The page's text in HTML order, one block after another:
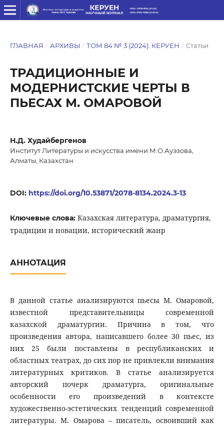
ГЛАВНАЯ / АРХИВЫ / ТОМ 84 № 3 (2024): КЕРУЕН / Статьи
ТРАДИЦИОННЫЕ И
МОДЕРНИСТСКИЕ ЧЕРТЫ В
ПЬЕСАХ М. ОМАРОВОЙ
Н.Д. Худайбергенов
Институт Литературы и искусства имени М.О.Ауэзова,
Алматы, Казахстан
DOI: https://doi.org/10.53871/2078-8134.2024.3-13
Ключевые слова: Казахская литература, драматургия,
традиции и новации, исторический жанр
АННОТАЦИЯ
В данной статье анализируются пьесы М. Омаровой,
известной представительницы современной
казахской драматургии. Причина в том, что
произведения автора, написавшего более 30 пьес, из
них 25 были поставлены в республиканских и
областных театрах, до сих пор не привлекли внимания
литературных критиков. В статье анализируется
авторский почерк драматурга, оригинальные
особенности его произведений в контексте
художественно-эстетических тенденций современной
литературы. М. Омарова – писатель, освоивший как